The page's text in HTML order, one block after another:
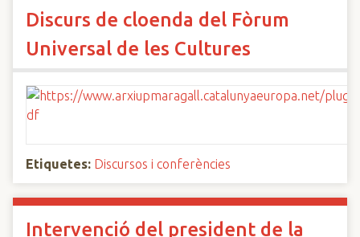
Discurs de cloenda del Fòrum
Universal de les Cultures
Etiquetes: Discursos i conferències
Intervenció del president de la